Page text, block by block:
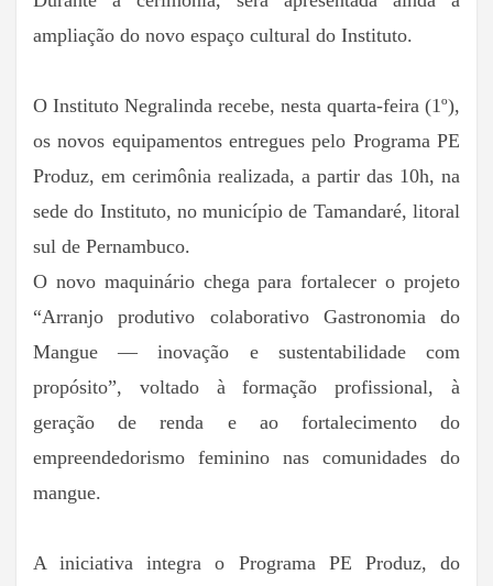
ampliação do novo espaço cultural do Instituto.
O Instituto Negralinda recebe, nesta quarta-feira (1º),
os novos equipamentos entregues pelo Programa PE
Produz, em cerimônia realizada, a partir das 10h, na
sede do Instituto, no município de Tamandaré, litoral
sul de Pernambuco.
O novo maquinário chega para fortalecer o projeto
“Arranjo produtivo colaborativo Gastronomia do
Mangue — inovação e sustentabilidade com
propósito”, voltado à formação profissional, à
geração de renda e ao fortalecimento do
empreendedorismo feminino nas comunidades do
mangue.
A iniciativa integra o Programa PE Produz, do